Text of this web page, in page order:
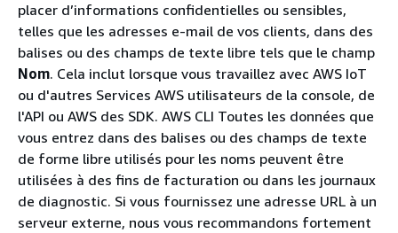
placer d’informations confidentielles ou sensibles,
telles que les adresses e-mail de vos clients, dans des
balises ou des champs de texte libre tels que le champ
Nom. Cela inclut lorsque vous travaillez avec AWS IoT
ou d'autres Services AWS utilisateurs de la console, de
l'API ou AWS des SDK. AWS CLI Toutes les données que
vous entrez dans des balises ou des champs de texte
de forme libre utilisés pour les noms peuvent être
utilisées à des fins de facturation ou dans les journaux
de diagnostic. Si vous fournissez une adresse URL à un
serveur externe, nous vous recommandons fortement